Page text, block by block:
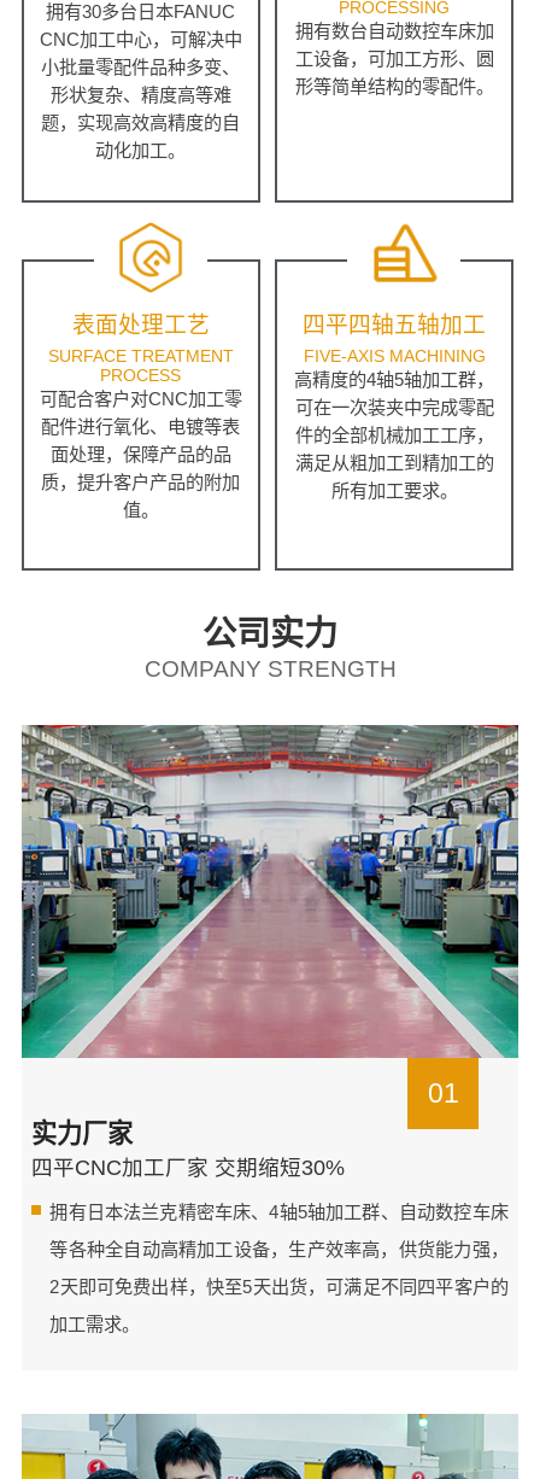
拥有30多台日本FANUC
CNC加工中心，可解决中
小批量零配件品种多变、
形状复杂、精度高等难
题，实现高效高精度的自
动化加工。
PROCESSING
拥有数台自动数控车床加
工设备，可加工方形、圆
形等简单结构的零配件。
表面处理工艺
SURFACE TREATMENT
PROCESS
可配合客户对CNC加工零
配件进行氧化、电镀等表
面处理，保障产品的品
质，提升客户产品的附加
值。
四平四轴五轴加工
FIVE-AXIS MACHINING
高精度的4轴5轴加工群，
可在一次装夹中完成零配
件的全部机械加工工序，
满足从粗加工到精加工的
所有加工要求。
公司实力
COMPANY STRENGTH
01
实力厂家
四平CNC加工厂家 交期缩短30%
拥有日本法兰克精密车床、4轴5轴加工群、自动数控车床
等各种全自动高精加工设备，生产效率高，供货能力强，
2天即可免费出样，快至5天出货，可满足不同四平客户的
加工需求。